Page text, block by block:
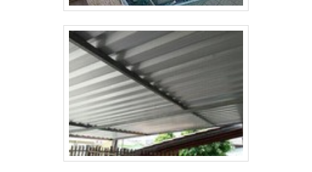
fabricação e instalação. Ela deve trabalhar
obrigatoriamente com materiais de alta qualidade e
profissionais experientes, assegurando pergolados
de: Alta resistência a impactos; Alta resistência a
intempéries; Baixa necessidade de manutenção;
Longa vida útil. TOLDO PERGOLADO RETRÁTIL EM
ÓTIMAS EMPRESAS Visando proporcionar maior
conforto ao mesmo tempo que agrega valor ao imóvel
e promove o bem-estar para todos os que vão utilizar
o local, a Solutoldos trabalha com projetos